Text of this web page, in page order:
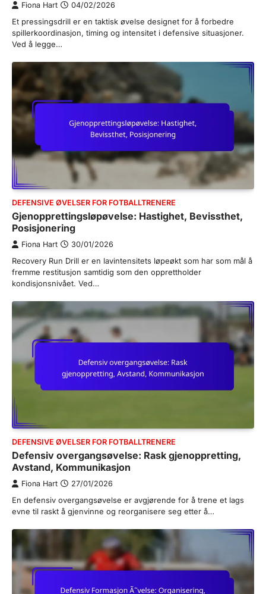
Fiona Hart 04/02/2026
Et pressingsdrill er en taktisk øvelse designet for å forbedre
spillerkoordinasjon, timing og intensitet i defensive situasjoner.
Ved å legge…
DEFENSIVE ØVELSER FOR FOTBALLTRENERE
Gjenopprettingsløpøvelse: Hastighet, Bevissthet,
Posisjonering
Fiona Hart 30/01/2026
Recovery Run Drill er en lavintensitets løpeøkt som har som mål å
fremme restitusjon samtidig som den opprettholder
kondisjonsnivået. Ved…
DEFENSIVE ØVELSER FOR FOTBALLTRENERE
Defensiv overgangsøvelse: Rask gjenoppretting,
Avstand, Kommunikasjon
Fiona Hart 27/01/2026
En defensiv overgangsøvelse er avgjørende for å trene et lags
evne til raskt å gjenvinne og reorganisere seg etter å…